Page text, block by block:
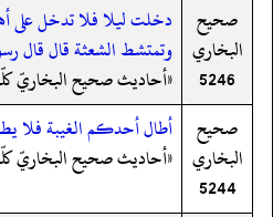
صحيح
البخاري
5246
دخلت ليلا فلا تدخل على
وتمتشط الشعثة قال قال
«أحاديث صحيح البخاريّ
صحيح
البخاري
5244
أطال أحدكم الغيبة فلا
«أحاديث صحيح البخاريّ